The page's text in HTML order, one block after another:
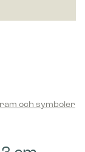
och symboler